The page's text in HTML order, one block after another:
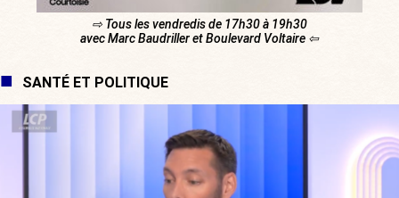
⇨ Tous les vendredis de 17h30 à 19h30
avec Marc Baudriller et Boulevard Voltaire ⇦
SANTÉ ET POLITIQUE